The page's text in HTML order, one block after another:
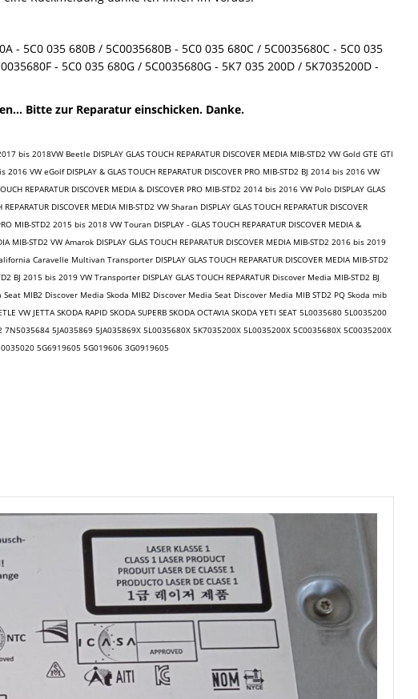
- 5C0 035 680B / 5C0035680B - 5C0 035 680C / 5C0035680C - 5C0 035
- 5C0 035 680G / 5C0035680G - 5K7 035 200D / 5K7035200D -
Bitte zur Reparatur einschicken. Danke.
bis 2018VW Beetle DISPLAY GLAS TOUCH REPARATUR DISCOVER MEDIA MIB-STD2 VW Gold GTE GTI
2016 VW eGolf DISPLAY & GLAS TOUCH REPARATUR DISCOVER PRO MIB-STD2 BJ 2014 bis 2016 VW
REPARATUR DISCOVER MEDIA & DISCOVER PRO MIB-STD2 2014 bis 2016 VW Polo DISPLAY GLAS
DISCOVER MEDIA MIB-STD2 VW Sharan DISPLAY GLAS TOUCH REPARATUR DISCOVER
MIB-STD2 2015 bis 2018 VW Touran DISPLAY - GLAS TOUCH REPARATUR DISCOVER MEDIA &
MIB-STD2 VW Amarok DISPLAY GLAS TOUCH REPARATUR DISCOVER MEDIA MIB-STD2 2016 bis 2019
Caravelle Multivan Transporter DISPLAY GLAS TOUCH REPARATUR DISCOVER MEDIA MIB-STD2
BJ 2015 bis 2019 VW Transporter DISPLAY GLAS TOUCH REPARATUR Discover Media MIB-STD2 BJ
MIB2 Discover Media Skoda MIB2 Discover Media Seat Discover Media MIB STD2 PQ Skoda mib
JETTA SKODA RAPID SKODA SUPERB SKODA OCTAVIA SKODA YETI SEAT 5L0035680 5L0035200
5JA035869 5JA035869X 5L0035680X 5K7035200X 5L0035200X 5C0035680X 5C0035200X
5G6919605 5G019606 3G0919605